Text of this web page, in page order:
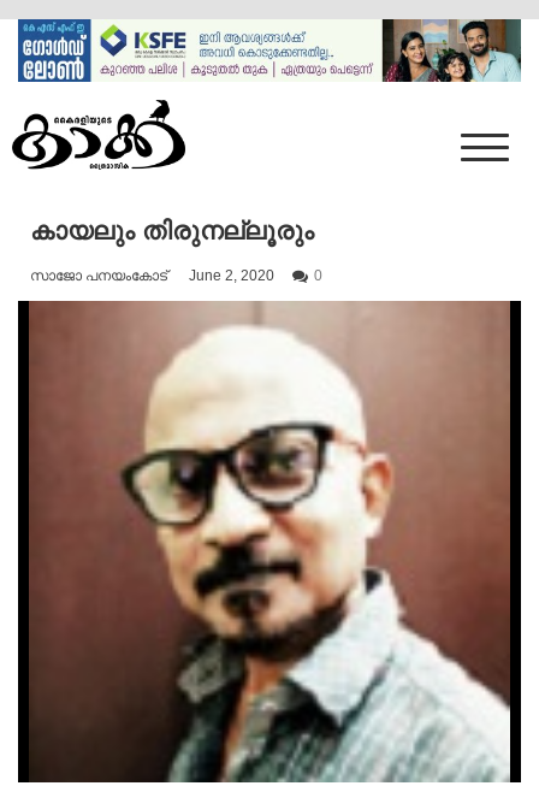
content
കായലും തിരുനല്ലൂരും
സാജോ പനയംകോട് June 2, 2020 0